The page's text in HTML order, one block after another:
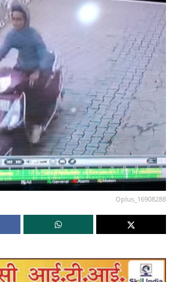
Oplus_16908288